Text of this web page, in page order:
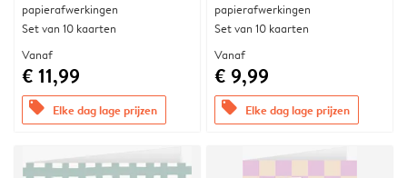
papierafwerkingen
Set van 10 kaarten
Vanaf
€ 11,99
offers Elke dag lage prijzen
papierafwerkingen
Set van 10 kaarten
Vanaf
€ 9,99
offers Elke dag lage prijzen